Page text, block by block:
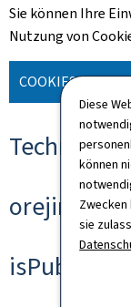
Diese
können
sie
Sie können Ihre
Nutzung von
COOKIES
orejime